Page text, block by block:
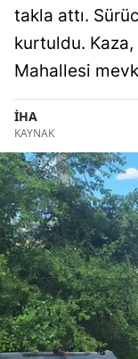
takla attı.
kurtuldu.
Mahallesi
İHA
KAYNAK